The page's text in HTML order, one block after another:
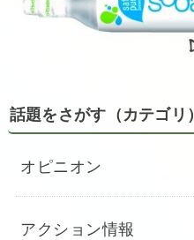
話題をさがす（カテゴリ）
オピニオン
アクション情報